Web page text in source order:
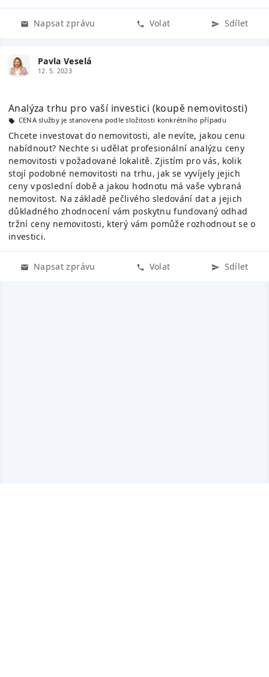
Napsat zprávu Volat Sdílet
Pavla Veselá
12. 5. 2023
Analýza trhu pro vaší investici (koupě nemovitosti)
CENA služby je stanovena podle složitosti konkrétního případu
Chcete investovat do nemovitosti, ale nevíte, jakou cenu
nabídnout? Nechte si udělat profesionální analýzu ceny
nemovitosti v požadované lokalitě. Zjistím pro vás, kolik
stojí podobné nemovitosti na trhu, jak se vyvíjely jejich
ceny v poslední době a jakou hodnotu má vaše vybraná
nemovitost. Na základě pečlivého sledování dat a jejich
důkladného zhodnocení vám poskytnu fundovaný odhad
tržní ceny nemovitosti, který vám pomůže rozhodnout se o
investici.
Napsat zprávu Volat Sdílet